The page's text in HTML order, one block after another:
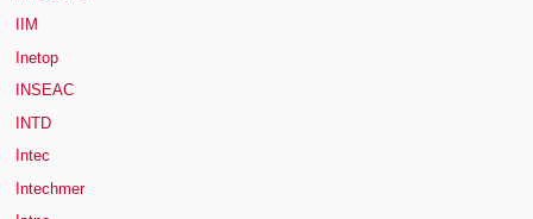
IIM
Inetop
INSEAC
INTD
Intec
Intechmer